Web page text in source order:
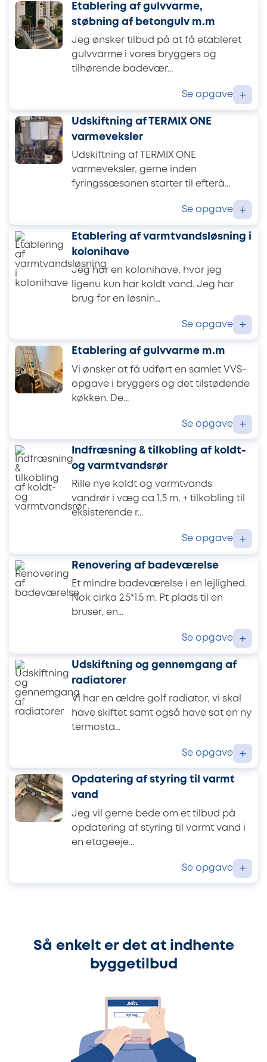
Etablering af gulvvarme,
støbning af betongulv m.m
Jeg ønsker tilbud på at få etableret
gulvvarme i vores bryggers og
tilhørende badevær...
Se opgave +
Udskiftning af TERMIX ONE
varmeveksler
Udskiftning af TERMIX ONE
varmeveksler, gerne inden
fyringssæsonen starter til efterå...
Se opgave +
Etablering af varmtvandsløsning i
kolonihave
Jeg har en kolonihave, hvor jeg
ligenu kun har koldt vand. Jeg har
brug for en løsnin...
Se opgave +
Etablering af gulvvarme m.m
Vi ønsker at få udført en samlet VVS-
opgave i bryggers og det tilstødende
køkken. De...
Se opgave +
Indfræsning & tilkobling af koldt-
og varmtvandsrør
Rille nye koldt og varmtvands
vandrør i væg ca 1,5 m, + tilkobling til
eksisterende r...
Se opgave +
Renovering af badeværelse
Et mindre badeværelse i en lejlighed.
Nok cirka 2.5*1.5 m. Pt plads til en
bruser, en...
Se opgave +
Udskiftning og gennemgang af
radiatorer
Vi har en ældre golf radiator, vi skal
have skiftet samt også have sat en ny
termosta...
Se opgave +
Opdatering af styring til varmt
vand
Jeg vil gerne bede om et tilbud på
opdatering af styring til varmt vand i
en etageeje...
Se opgave +
Så enkelt er det at indhente
byggetilbud